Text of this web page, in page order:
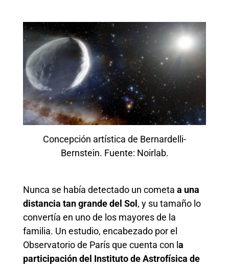
Concepción artística de Bernardelli-
Bernstein. Fuente: Noirlab.
Nunca se había detectado un cometa a una
distancia tan grande del Sol, y su tamaño lo
convertía en uno de los mayores de la
familia. Un estudio, encabezado por el
Observatorio de París que cuenta con la
participación del Instituto de Astrofísica de